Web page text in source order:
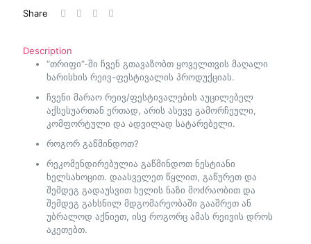
Share
Description
“თრიფი”-ში ჩვენ გთავაზობთ ყოველთვის მაღალი
ხარისხის რეივ-ფესტივალის პროდუქციას.
ჩვენი მარაო რეივ/ფესტივალების აუცილებელ
აქსესუართან ერთად, არის ასევე გამორჩეული,
კომფორტული და ადვილად სატარებელი.
როგორ გაწმინდოთ?
რეკომენდირებულია გაწმინდოთ ნესტიანი
ხელსახოცით. დაასველეთ წყლით, გაწურეთ და
შემდეგ გადაუსვით ხელის ნაზი მოძრაობით და
შემდეგ გახსნილ მდგომარეობაში გააშრეთ ან
უბრალოდ აქნიეთ, ისე როგორც ამას რეივის დროს
აკეთებთ.